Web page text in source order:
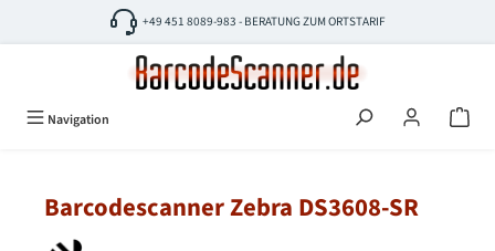
Zum Hauptinhalt springen+49 451 8089-983 - BERATUNG ZUM ORTSTARIF
Navigation
Barcodescanner Zebra DS3608-SR